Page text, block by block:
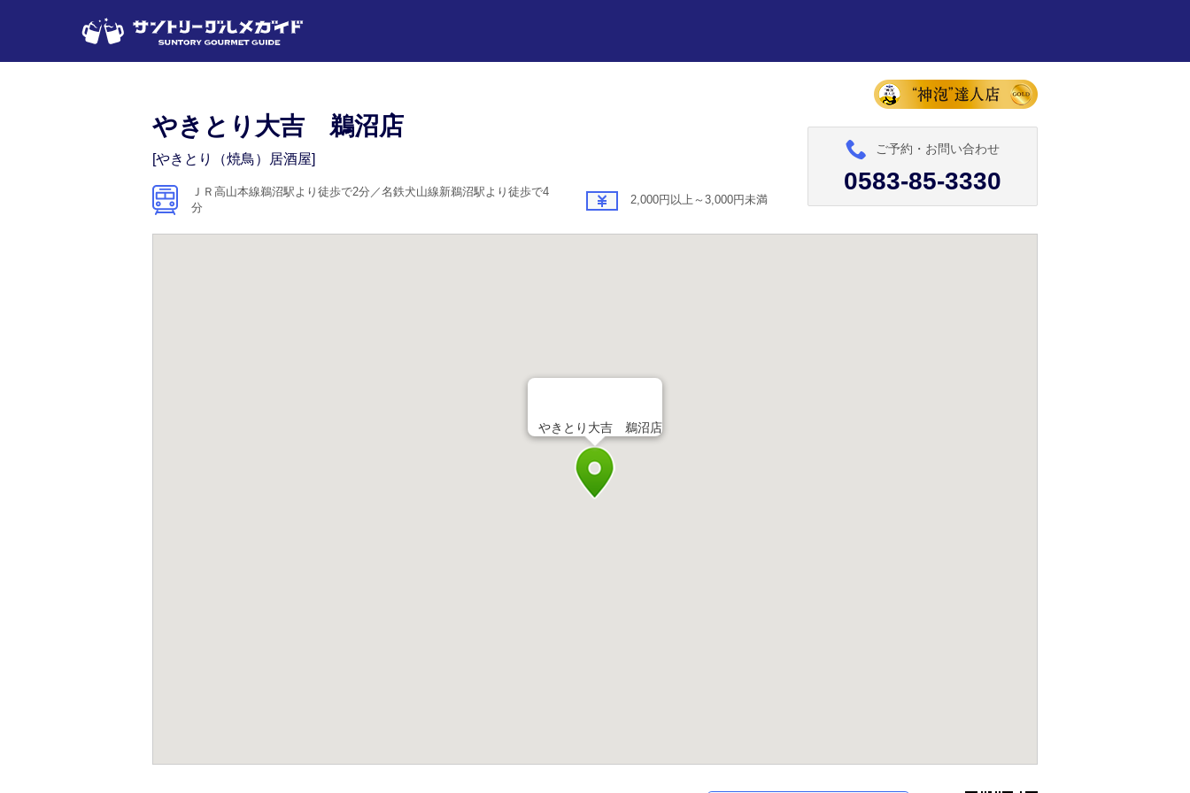
やきとり大吉 鵜沼店
[やきとり（焼鳥）居酒屋]
ＪＲ高山本線鵜沼駅より徒歩で2分／名鉄犬山線新鵜沼駅より徒歩で4
分
2,000円以上～3,000円未満
ご予約・お問い合わせ
0583-85-3330
やきとり大吉 鵜沼店